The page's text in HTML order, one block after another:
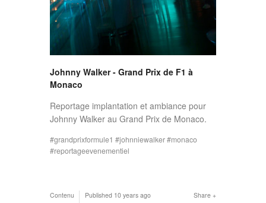
Johnny Walker - Grand Prix de F1 à
Monaco
Reportage implantation et ambiance pour
Johnny Walker au Grand Prix de Monaco.
grandprixformule1 johnniewalker
monaco
reportageevenementiel
Share
Contenu Published 10 years ago